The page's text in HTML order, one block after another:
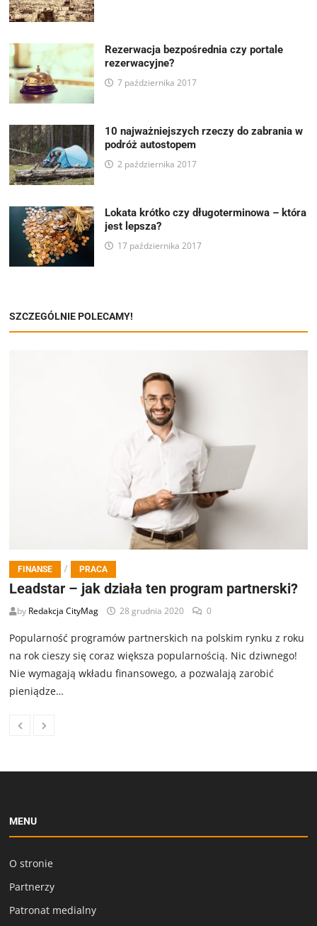
Rezerwacja bezpośrednia czy portale
rezerwacyjne?
7 października 2017
10 najważniejszych rzeczy do zabrania w
podróż autostopem
2 października 2017
Lokata krótko czy długoterminowa – która
jest lepsza?
17 października 2017
SZCZEGÓLNIE POLECAMY!
FINANSE / PRACA
Leadstar – jak działa ten program partnerski?
by Redakcja CityMag 28 grudnia 2020 0
Popularność programów partnerskich na polskim rynku z roku
na rok cieszy się coraz większa popularnością. Nic dziwnego!
Nie wymagają wkładu finansowego, a pozwalają zarobić
pieniądze…
MENU
O stronie
Partnerzy
Patronat medialny